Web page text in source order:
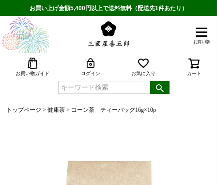
お買い上げ金額5,400円以上で送料無料（配送先1件あたり）
お買い物
お買い物ガイド ログイン お気に入り カート
トップページ 健康茶 コーン茶 ティーバッグ16g×10p